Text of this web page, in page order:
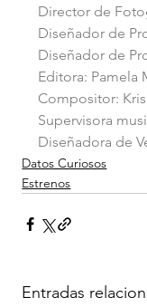
Director de
Diseñador de
Diseñador de
Editora: Pamela
Compositor:
Supervisora
Diseñadora de
Datos Curiosos
Estrenos
Entradas